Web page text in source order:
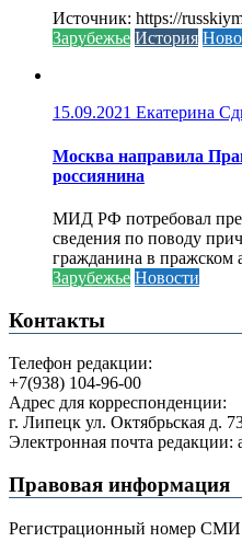
Источник: https://
Зарубежье История
15.09.2021 Екатерина
Москва направила
россиянина
МИД РФ потребовал
сведения по поводу
гражданина в пражском
Зарубежье Новости
Контакты
Телефон редакции:
+7(938) 104-96-00
Адрес для корреспонденции:
г. Липецк ул. Октябрьская д.
Электронная почта редакции:
Правовая информация
Регистрационный номер